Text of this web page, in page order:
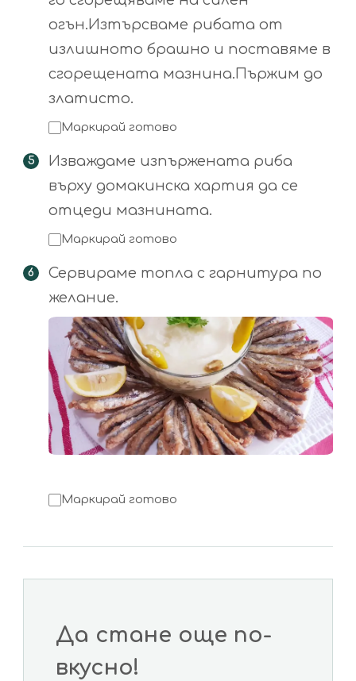
огън.Изтърсваме рибата от
излишното брашно и поставяме в
сгорещената мазнина.Пържим до
златисто.
Маркирай готово
Изваждаме изпържената риба
върху домакинска хартия да се
отцеди мазнината.
Маркирай готово
Сервираме топла с гарнитура по
желание.
Маркирай готово
Да стане още по-
вкусно!